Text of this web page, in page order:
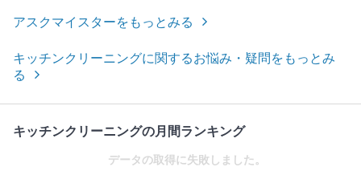
アスクマイスターをもっとみる
キッチンクリーニングに関するお悩み・疑問をもっとみ
る
キッチンクリーニングの月間ランキング
データの取得に失敗しました。